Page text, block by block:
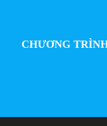
CHƯƠNG